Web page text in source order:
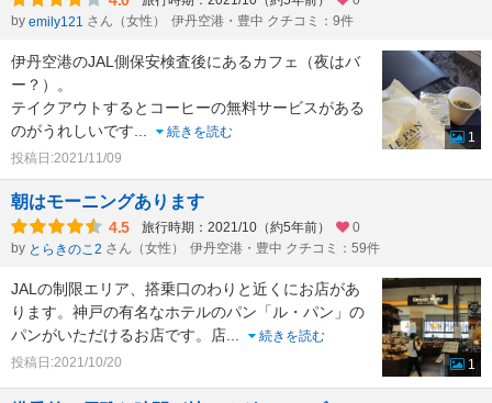
by emily121 さん（女性） 伊丹空港・豊中 クチコミ：9件
伊丹空港のJAL側保安検査後にあるカフェ（夜はバ
ー？）。
テイクアウトするとコーヒーの無料サービスがある
のがうれしいです
続きを読む
投稿日:2021/11/09
1
朝はモーニングあります
4.5 旅行時期：2021/10（約5年前）
0
by とらきのこ2 さん（女性） 伊丹空港・豊中 クチコミ：59件
JALの制限エリア、搭乗口のわりと近くにお店があ
ります。神戸の有名なホテルのパン「ル・パン」の
パンがいただけるお店です。店
続きを読む
投稿日:2021/10/20
1